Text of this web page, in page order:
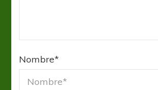
Nombre*